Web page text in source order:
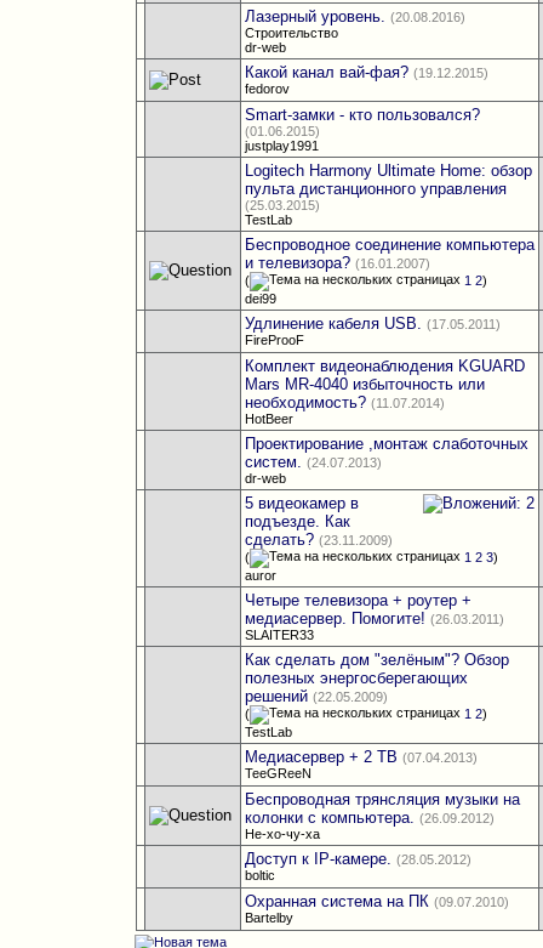
Лазерный уровень. (20.08.2016)
Строительство
dr-web
Какой канал вай-фая? (19.12.2015)
fedorov
Smart-замки - кто пользовался?
(01.06.2015)
justplay1991
Logitech Harmony Ultimate Home: обзор
пульта дистанционного управления
(25.03.2015)
TestLab
Беспроводное соединение компьютера
и телевизора? (16.01.2007)
(
1 2)
dei99
Удлинение кабеля USB. (17.05.2011)
FireProoF
Комплект видеонаблюдения KGUARD
Mars MR-4040 избыточность или
необходимость? (11.07.2014)
HotBeer
Проектирование ,монтаж слаботочных
систем. (24.07.2013)
dr-web
5 видеокамер в
подъезде. Как
сделать? (23.11.2009)
(
1 2 3)
auror
Четыре телевизора + роутер +
медиасервер. Помогите! (26.03.2011)
SLAITER33
Как сделать дом "зелёным"? Обзор
полезных энергосберегающих
решений (22.05.2009)
(
1 2)
TestLab
Медиасервер + 2 ТВ (07.04.2013)
TeeGReeN
Беспроводная трянсляция музыки на
колонки с компьютера. (26.09.2012)
Не-хо-чу-ха
Доступ к IP-камере. (28.05.2012)
boltic
Охранная система на ПК (09.07.2010)
Bartelby